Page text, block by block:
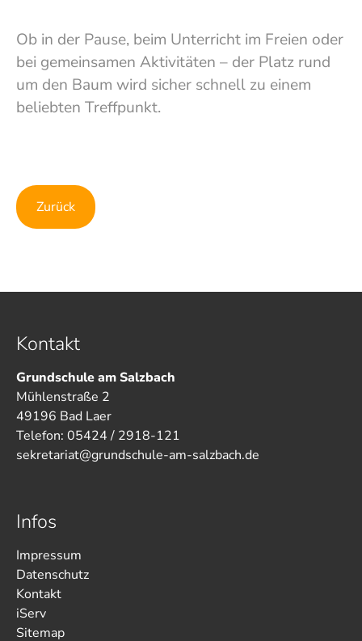
Ob in der Pause, beim Unterricht im Freien oder
bei gemeinsamen Aktivitäten – der Platz rund
um den Baum wird sicher schnell zu einem
beliebten Treffpunkt.
Zurück
Kontakt
Grundschule am Salzbach
Mühlenstraße 2
49196 Bad Laer
Telefon: 05424 / 2918-121
sekretariat@grundschule-am-salzbach.de
Infos
Impressum
Datenschutz
Kontakt
iServ
Sitemap